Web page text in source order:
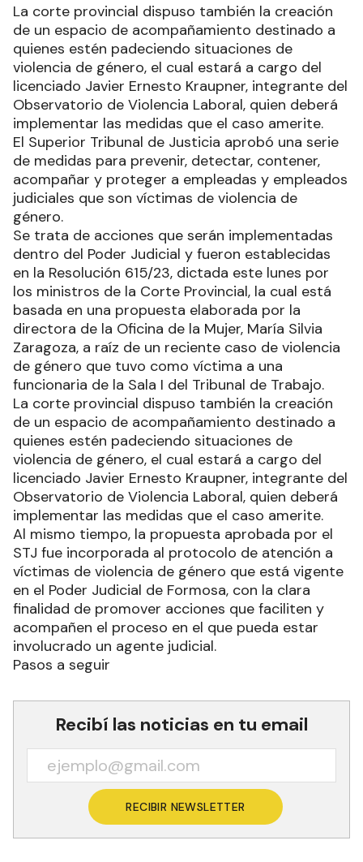
La corte provincial dispuso también la creación
de un espacio de acompañamiento destinado a
quienes estén padeciendo situaciones de
violencia de género, el cual estará a cargo del
licenciado Javier Ernesto Kraupner, integrante del
Observatorio de Violencia Laboral, quien deberá
implementar las medidas que el caso amerite.
El Superior Tribunal de Justicia aprobó una serie
de medidas para prevenir, detectar, contener,
acompañar y proteger a empleadas y empleados
judiciales que son víctimas de violencia de
género.
Se trata de acciones que serán implementadas
dentro del Poder Judicial y fueron establecidas
en la Resolución 615/23, dictada este lunes por
los ministros de la Corte Provincial, la cual está
basada en una propuesta elaborada por la
directora de la Oficina de la Mujer, María Silvia
Zaragoza, a raíz de un reciente caso de violencia
de género que tuvo como víctima a una
funcionaria de la Sala I del Tribunal de Trabajo.
La corte provincial dispuso también la creación
de un espacio de acompañamiento destinado a
quienes estén padeciendo situaciones de
violencia de género, el cual estará a cargo del
licenciado Javier Ernesto Kraupner, integrante del
Observatorio de Violencia Laboral, quien deberá
implementar las medidas que el caso amerite.
Al mismo tiempo, la propuesta aprobada por el
STJ fue incorporada al protocolo de atención a
víctimas de violencia de género que está vigente
en el Poder Judicial de Formosa, con la clara
finalidad de promover acciones que faciliten y
acompañen el proceso en el que pueda estar
involucrado un agente judicial.
Pasos a seguir
Recibí las noticias en tu email
RECIBIR NEWSLETTER